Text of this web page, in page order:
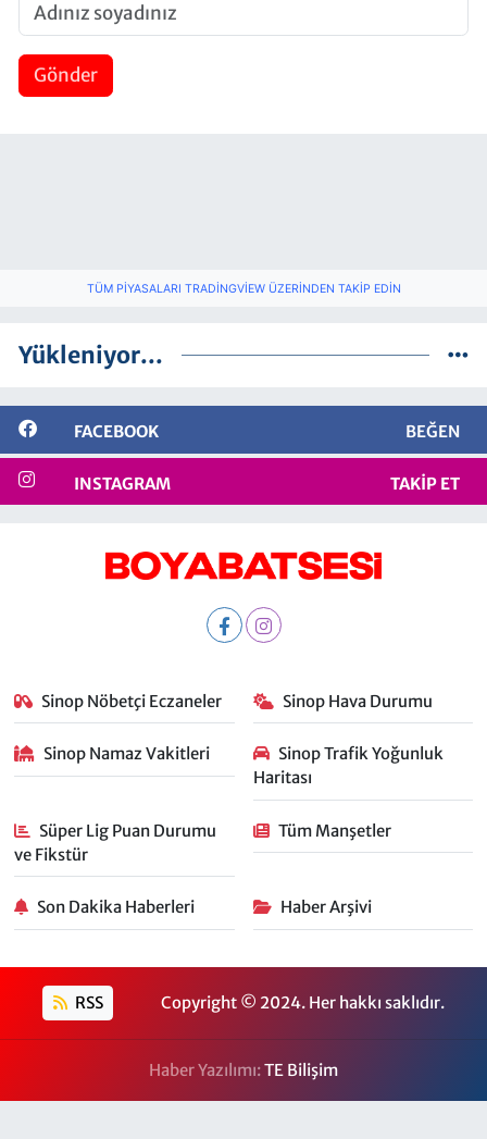
Gönder
TÜM PIYASALARI TRADINGVIEW ÜZERINDEN TAKIP EDIN
Yükleniyor...
FACEBOOK BEĞEN
INSTAGRAM TAKIP ET
Sinop Nöbetçi Eczaneler Sinop Hava Durumu
Sinop Namaz Vakitleri
Sinop Trafik Yoğunluk
Haritası
Süper Lig Puan Durumu
ve Fikstür
Tüm Manşetler
Son Dakika Haberleri Haber Arşivi
RSS Copyright © 2024. Her hakkı saklıdır.
Haber Yazılımı:TE Bilişim